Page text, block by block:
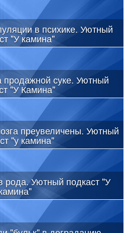
в психике. Уютный
"У камина"
продажной суке. Уютный
"У Камина"
преувеличены. Уютный
"у камина"
рода. Уютный подкаст "У